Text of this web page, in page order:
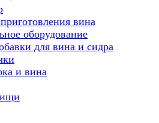
вина
оборудование
для вина и сидра
и вина